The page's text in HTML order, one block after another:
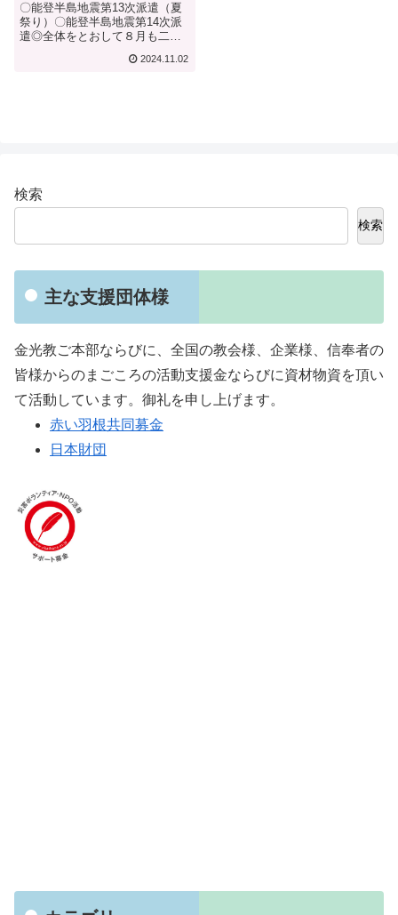
〇能登半島地震第13次派遣（夏
祭り）〇能登半島地震第14次派
遣◎全体をとおして８月も二度
を置いて支援させていただいて
2024.11.02
検索
検索
主な支援団体様
金光教ご本部ならびに、全国の教会様、企業様、信奉者の
皆様からのまごころの活動支援金ならびに資材物資を頂い
て活動しています。御礼を申し上げます。
赤い羽根共同募金
日本財団